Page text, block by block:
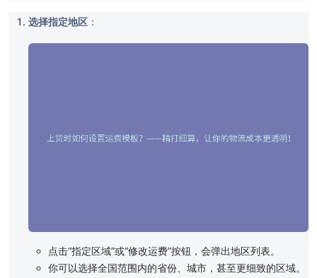
选择指定地区 ：
点击“指定区域”或“修改运费”按钮，会弹出地区列表。
你可以选择全国范围内的省份、城市，甚至更细致的区域。